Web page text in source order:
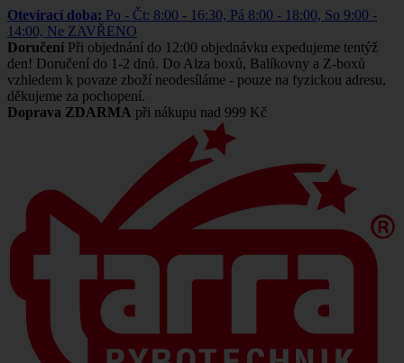
Otevírací doba: Po - Čt: 8:00 - 16:30, Pá 8:00 - 18:00, So 9:00 -
14:00, Ne ZAVŘENO
Doručení Při objednání do 12:00 objednávku expedujeme tentýž
den! Doručení do 1-2 dnů. Do Alza boxů, Balíkovny a Z-boxů
vzhledem k povaze zboží neodesíláme - pouze na fyzickou adresu,
děkujeme za pochopení.
Doprava ZDARMA při nákupu nad 999 Kč